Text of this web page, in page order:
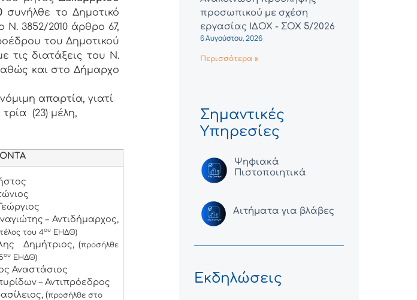
συνήλθε το Δημοτικό
3852/2010 άρθρο 67,
του Δημοτικού
τις διατάξεις του Ν.
και στο Δήμαρχο
απαρτία, γιατί
(23) μέλη,
– Αντιδήμαρχος,
του 4ου ΕΗΔΘ)
Δημήτριος, (προσήλθε
ου ΕΗΔΘ)
Αναστάσιος
– Αντιπρόεδρος
(προσήλθε στο
προσωπικού με σχέση
εργασίας ΙΔΟΧ - ΣΟΧ 5/2026
6 Αυγούστου, 2026
Περισσότερα »
Σημαντικές
Υπηρεσίες
Ψηφιακά
Πιστοποιητικά
Αιτήματα για βλάβες
Εκδηλώσεις